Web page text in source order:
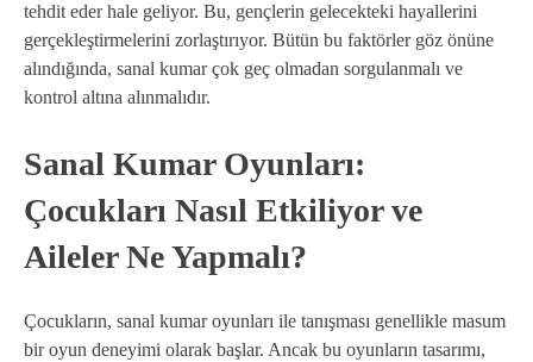
tehdit eder hale geliyor. Bu, gençlerin gelecekteki hayallerini
gerçekleştirmelerini zorlaştırıyor. Bütün bu faktörler göz önüne
alındığında, sanal kumar çok geç olmadan sorgulanmalı ve
kontrol altına alınmalıdır.
Sanal Kumar Oyunları:
Çocukları Nasıl Etkiliyor ve
Aileler Ne Yapmalı?
Çocukların, sanal kumar oyunları ile tanışması genellikle masum
bir oyun deneyimi olarak başlar. Ancak bu oyunların tasarımı,